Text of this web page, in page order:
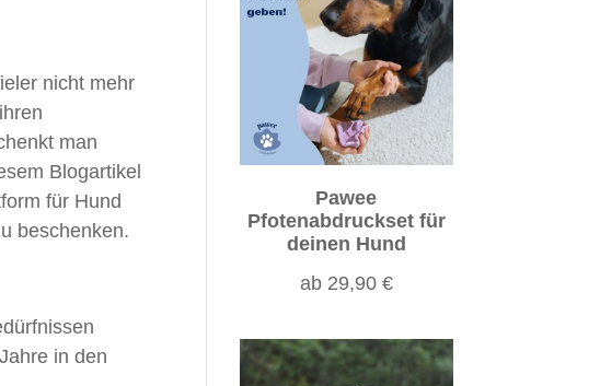
nicht mehr
man
Blogartikel
für Hund
beschenken.
in den
Pawee
Pfotenabdruckset für
deinen Hund
ab 29,90 €